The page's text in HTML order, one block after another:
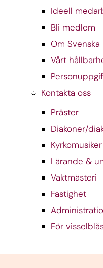
Ideell
Bli medlem
Om Svenska
Vårt
Kontakta oss
Präster
Diakoner/
Kyrkomusiker
Lärande &
Vaktmästeri
Fastighet
För